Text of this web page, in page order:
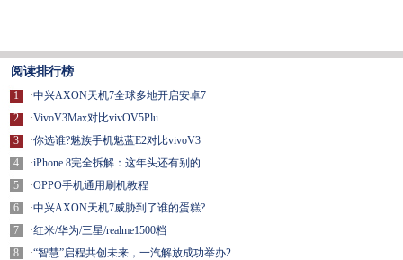
阅读排行榜
1
2
3
4
5
6
7
8
·中兴AXON天机7全球多地开启安卓7
·VivoV3Max对比vivOV5Plu
·你选谁?魅族手机魅蓝E2对比vivoV3
·iPhone 8完全拆解：这年头还有别的
·OPPO手机通用刷机教程
·中兴AXON天机7威胁到了谁的蛋糕?
·红米/华为/三星/realme1500档
·“智慧”启程共创未来，一汽解放成功举办2